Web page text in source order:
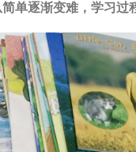
单逐渐变难，学习过